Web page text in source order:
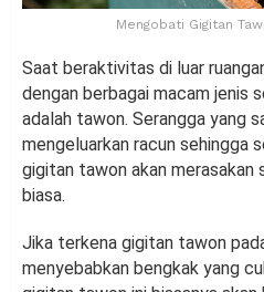
Mengobati Gigitan
Saat beraktivitas di luar
dengan berbagai macam jenis
adalah tawon. Serangga yang
mengeluarkan racun sehingga
gigitan tawon akan merasakan
biasa.
Jika terkena gigitan tawon
menyebabkan bengkak yang